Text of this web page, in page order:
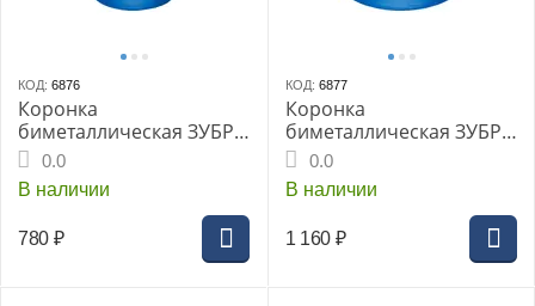
КОД: 6876
Коронка
биметаллическая ЗУБР
быстрорежущая сталь,
41мм
0.0
В наличии
780 ₽
КОД: 6877
Коронка
биметаллическая ЗУБР
быстрорежущая сталь,
64мм
0.0
В наличии
1 160 ₽